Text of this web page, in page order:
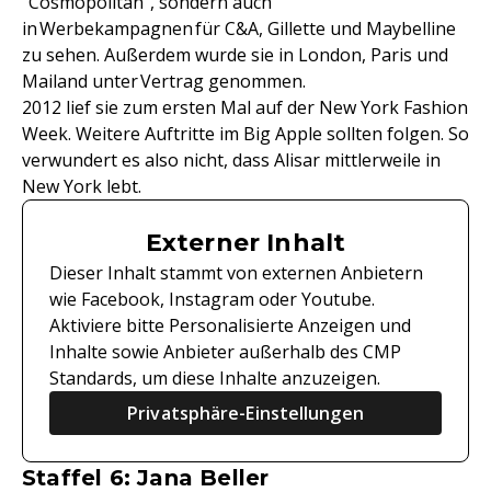
in Werbekampagnen für C&A, Gillette und Maybelline
zu sehen. Außerdem wurde sie in London, Paris und
Mailand unter Vertrag genommen.
2012 lief sie zum ersten Mal auf der New York Fashion
Week. Weitere Auftritte im Big Apple sollten folgen. So
verwundert es also nicht, dass Alisar mittlerweile in
New York lebt.
Externer Inhalt
Dieser Inhalt stammt von externen Anbietern
wie Facebook, Instagram oder Youtube.
Aktiviere bitte Personalisierte Anzeigen und
Inhalte sowie Anbieter außerhalb des CMP
Standards, um diese Inhalte anzuzeigen.
Privatsphäre-Einstellungen
Staffel 6: Jana Beller